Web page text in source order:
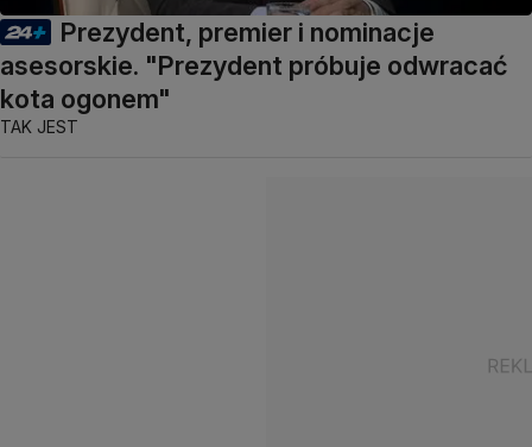
Prezydent, premier i nominacje
asesorskie. "Prezydent próbuje odwracać
kota ogonem"
TAK JEST